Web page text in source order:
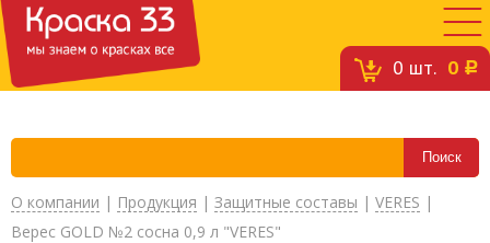
0 шт. 0 c
О компании | Продукция | Защитные составы | VERES |
Верес GOLD №2 сосна 0,9 л "VERES"